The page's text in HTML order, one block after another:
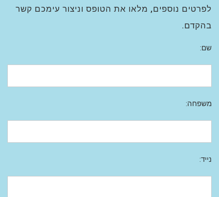
לפרטים נוספים, מלאו את הטופס וניצור עימכם קשר
בהקדם.
שם:
משפחה:
נייד: